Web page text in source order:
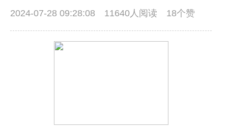
2024-07-28 09:28:08
11640人阅读 18个赞